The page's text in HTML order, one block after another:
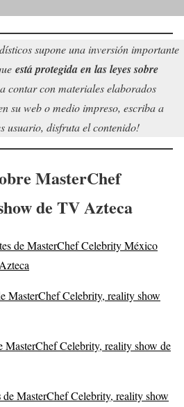
supone una inversión importante
está protegida en las leyes sobre
contar con materiales elaborados
su web o medio impreso, escriba a
usuario, disfruta el contenido!
MasterChef
de TV Azteca
de MasterChef Celebrity México
MasterChef Celebrity, reality show
MasterChef Celebrity, reality show de
de MasterChef Celebrity, reality show